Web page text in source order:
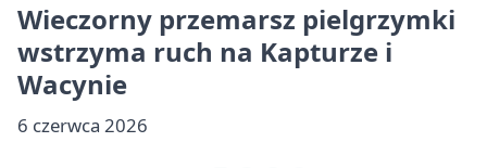
Wieczorny przemarsz pielgrzymki
wstrzyma ruch na Kapturze i
Wacynie
6 czerwca 2026